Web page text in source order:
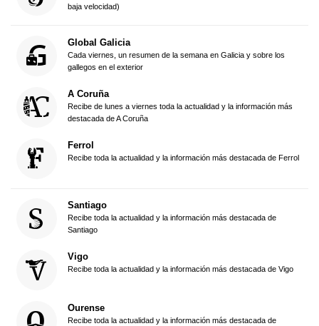
baja velocidad)
Global Galicia
Cada viernes, un resumen de la semana en Galicia y sobre los
gallegos en el exterior
A Coruña
Recibe de lunes a viernes toda la actualidad y la información más
destacada de A Coruña
Ferrol
Recibe toda la actualidad y la información más destacada de Ferrol
Santiago
Recibe toda la actualidad y la información más destacada de
Santiago
Vigo
Recibe toda la actualidad y la información más destacada de Vigo
Ourense
Recibe toda la actualidad y la información más destacada de